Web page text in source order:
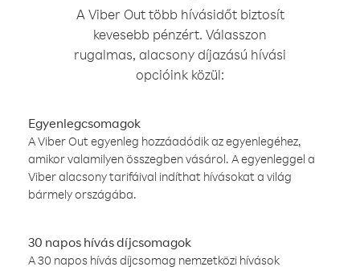
A Viber Out több hívásidőt biztosít
kevesebb pénzért. Válasszon
rugalmas, alacsony díjazású hívási
opcióink közül:
Egyenlegcsomagok
A Viber Out egyenleg hozzáadódik az egyenlegéhez,
amikor valamilyen összegben vásárol. A egyenleggel a
Viber alacsony tarifáival indíthat hívásokat a világ
bármely országába.
30 napos hívás díjcsomagok
A 30 napos hívás díjcsomag nemzetközi hívások